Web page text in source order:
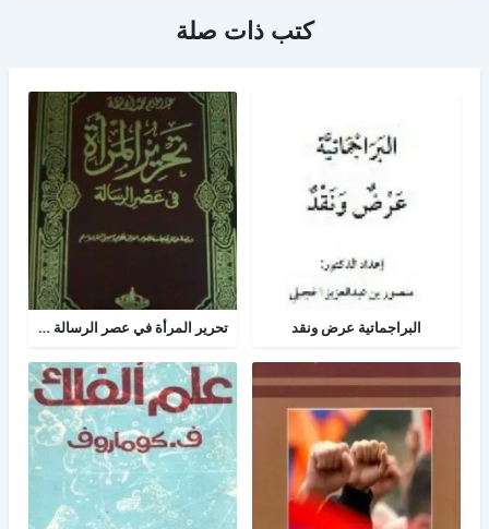
كتب ذات صلة
البراجماتية عرض ونقد تحرير المرأة في عصر الرسالة جــ 2